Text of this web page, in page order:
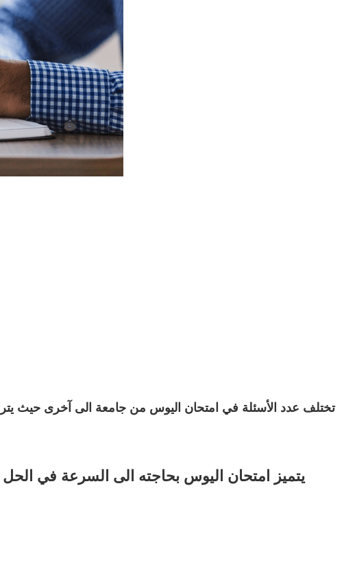
يتميز امتحان اليوس بحاجته الى السرعة في